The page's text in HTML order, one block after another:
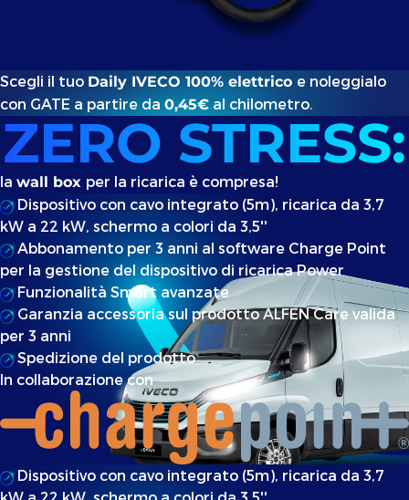
Scegli il tuo Daily IVECO 100% elettrico e noleggialo
con GATE a partire da 0,45€ al chilometro.
ZERO STRESS:
la wall box per la ricarica è compresa!
Dispositivo con cavo integrato (5m), ricarica da 3,7
kW a 22 kW, schermo a colori da 3,5''
Abbonamento per 3 anni al software Charge Point
per la gestione del dispositivo di ricarica Power
Funzionalità Smart avanzate
Garanzia accessoria sul prodotto ALFEN Care valida
per 3 anni
Spedizione del prodotto
In collaborazione con
Dispositivo con cavo integrato (5m), ricarica da 3,7